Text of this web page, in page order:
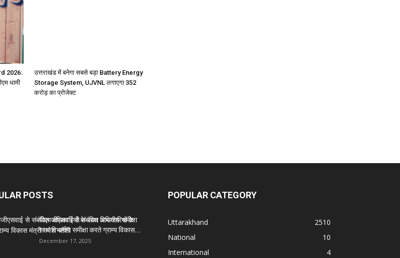
2026:
धामी
उत्तराखंड में बनेगा सबसे बड़ा Battery Energy
Storage System, UJVNL लगाएगा 352
करोड़ का प्रोजेक्ट
POSTS
पीएमजीएसवाई से संबंधित अधिकारियों के
साथ विभागीय समीक्षा करते ग्राम्य विकास...
December 17, 2025
POPULAR CATEGORY
Uttarakhand
2510
National
10
International
4